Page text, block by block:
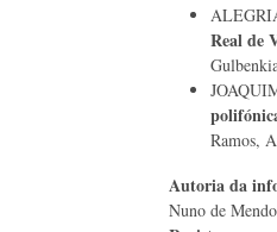
Real de
Ramos,
Autoria da
Nuno de